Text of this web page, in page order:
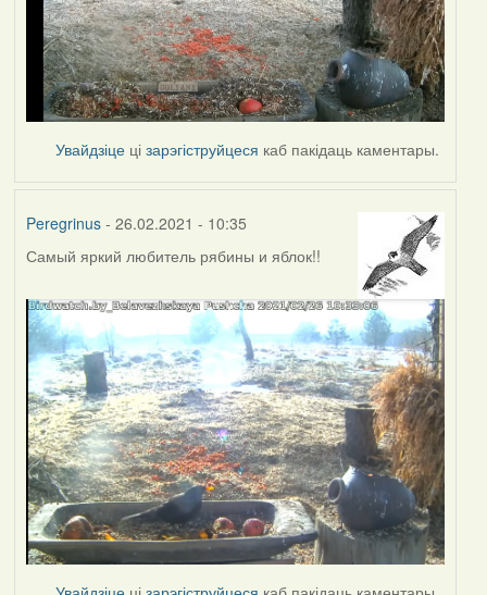
Увайдзіце цізарэгіструйцеся каб пакідаць каментары.
Peregrinus- 26.02.2021 - 10:35
Самый яркий любитель рябины и яблок!!